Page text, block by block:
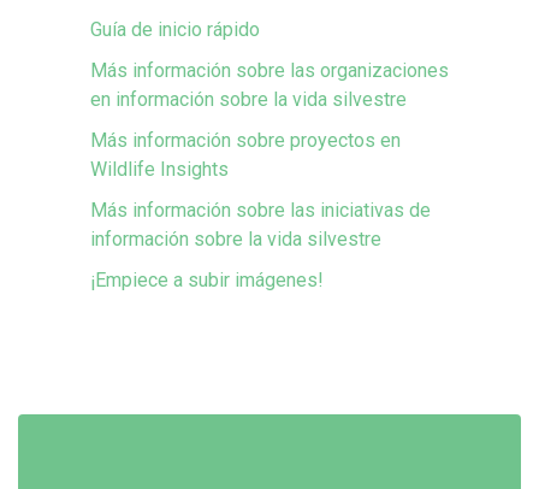
Guía de inicio rápido
Más información sobre las organizaciones
en información sobre la vida silvestre
Más información sobre proyectos en
Wildlife Insights
Más información sobre las iniciativas de
información sobre la vida silvestre
¡Empiece a subir imágenes!